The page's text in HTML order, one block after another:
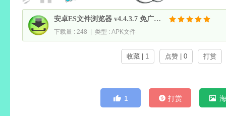
安卓ES文件浏览器 v4.4.3.7 免广告VIP绿色破解版
下载量 : 248 | 类型 : APK文件
收藏 | 1 点赞 | 0 打赏
1 打赏